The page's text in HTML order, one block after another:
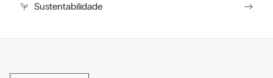
Sustentabilidade